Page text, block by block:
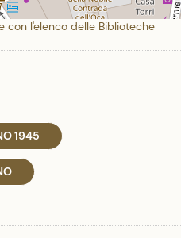
con l'elenco delle Biblioteche
1945